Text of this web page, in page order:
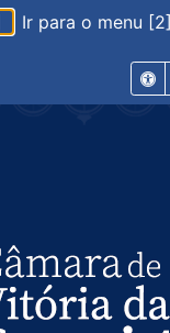
Ir para o menu [2]